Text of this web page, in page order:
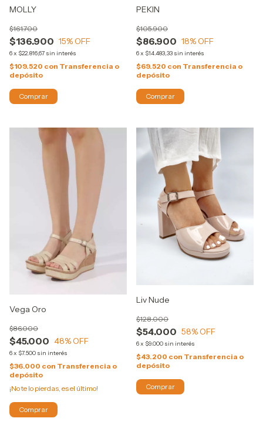
MOLLY
$136.900
$161.700
15% OFF
6x $22.816,67 sin interés
$109.520 con Transferencia o
depósito
Comprar
PEKIN
$86.900
$105.900
18% OFF
6x $14.483,33 sin interés
$69.520 con Transferencia o
depósito
Comprar
Vega Oro
$45.000
$86.000
48% OFF
6x $7.500 sin interés
$36.000 con Transferencia o
depósito
¡No te lo pierdas, es el último!
Comprar
Liv Nude
$54.000
$128.000
58% OFF
6x $9.000 sin interés
$43.200 con Transferencia o
depósito
Comprar